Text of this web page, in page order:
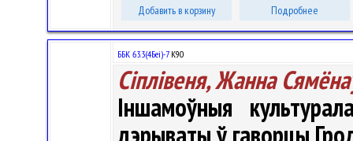
Добавить в корзину Подробнее
ББК 63.3(4Беі)-7К90
Сіплівеня, Жанна
Іншамоўныя